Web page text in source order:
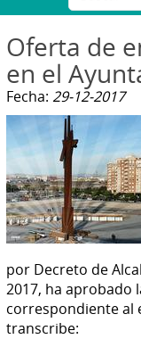
Oferta de
en el
Fecha: 29-12-2017
por Decreto de
2017, ha aprobado
correspondiente al
transcribe: